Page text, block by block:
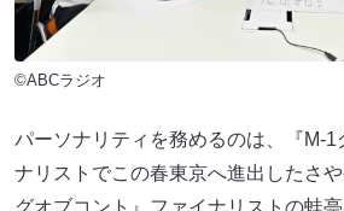
©ABCラジオ
パーソナリティを務めるのは、『M-1
ナリストでこの春東京へ進出したさ